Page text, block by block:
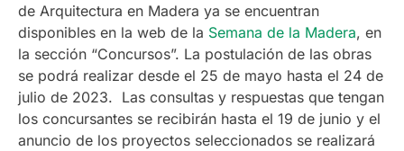
de Arquitectura en Madera ya se encuentran
disponibles en la web de la Semana de la Madera, en
la sección “Concursos”. La postulación de las obras
se podrá realizar desde el 25 de mayo hasta el 24 de
julio de 2023. Las consultas y respuestas que tengan
los concursantes se recibirán hasta el 19 de junio y el
anuncio de los proyectos seleccionados se realizará